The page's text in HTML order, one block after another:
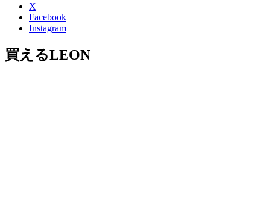
X
Facebook
Instagram
買えるLEON